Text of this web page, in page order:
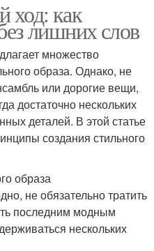
ход: как
лишних слов
множество
образа. Однако, не
или дорогие вещи,
достаточно нескольких
деталей. В этой статье
создания стильного
образа
не обязательно тратить
последним модным
нескольких